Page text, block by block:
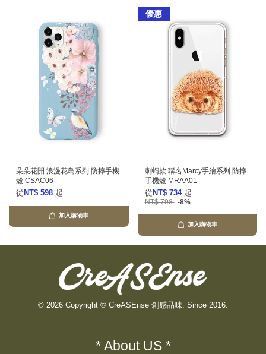
朵朵花開 浪漫花鳥系列 防摔手機
殼 CSAC06
從 NT$ 598 起
加入購物車
優惠
刺蝟款 聯名Marcy手繪系列 防摔
手機殼 MRAA01
從 NT$ 734 起
NT$ 798 -8%
加入購物車
© 2026 Copyright © CreASEnse 創感品味. Since 2016.
* About US *